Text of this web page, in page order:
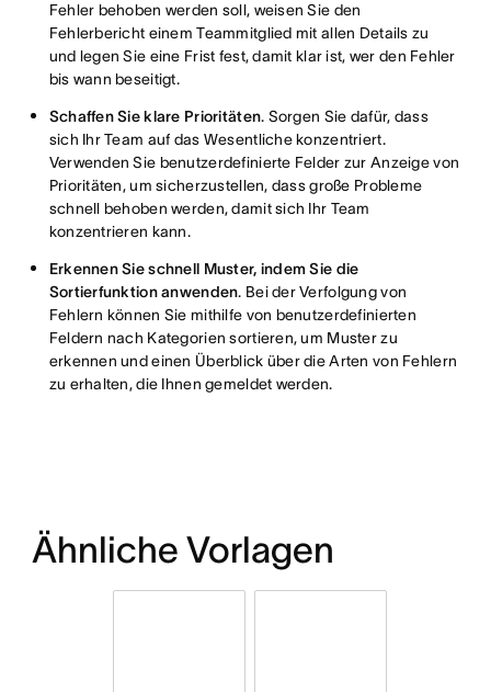
Fehler behoben werden soll, weisen Sie den
Fehlerbericht einem Teammitglied mit allen Details zu
und legen Sie eine Frist fest, damit klar ist, wer den Fehler
bis wann beseitigt.
Schaffen Sie klare Prioritäten. Sorgen Sie dafür, dass
sich Ihr Team auf das Wesentliche konzentriert.
Verwenden Sie benutzerdefinierte Felder zur Anzeige von
Prioritäten, um sicherzustellen, dass große Probleme
schnell behoben werden, damit sich Ihr Team
konzentrieren kann.
Erkennen Sie schnell Muster, indem Sie die
Sortierfunktion anwenden. Bei der Verfolgung von
Fehlern können Sie mithilfe von benutzerdefinierten
Feldern nach Kategorien sortieren, um Muster zu
erkennen und einen Überblick über die Arten von Fehlern
zu erhalten, die Ihnen gemeldet werden.
Ähnliche Vorlagen